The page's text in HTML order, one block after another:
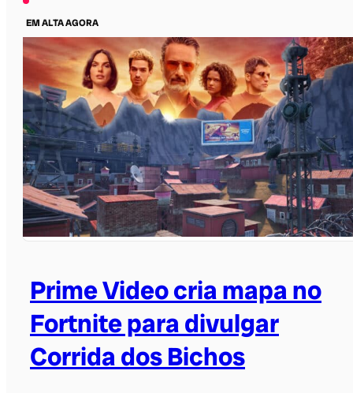
EM ALTA AGORA
Prime Video cria mapa no
Fortnite para divulgar
Corrida dos Bichos